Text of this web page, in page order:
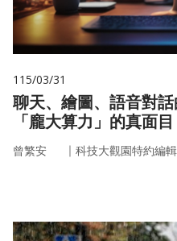
115/03/31
聊天、繪圖、語音對
「龐大算力」的真面目
曾繁安 ｜ 科技大觀園特約編輯